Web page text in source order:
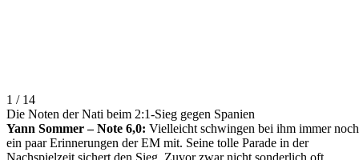
1 / 14
Die Noten der Nati beim 2:1-Sieg gegen Spanien
Yann Sommer – Note 6,0: Vielleicht schwingen bei ihm immer noch
ein paar Erinnerungen der EM mit. Seine tolle Parade in der
Nachspielzeit sichert den Sieg. Zuvor zwar nicht sonderlich oft